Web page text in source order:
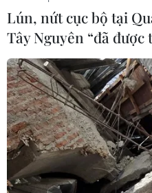
Lún, nứt cục bộ tại
Tây Nguyên “đã